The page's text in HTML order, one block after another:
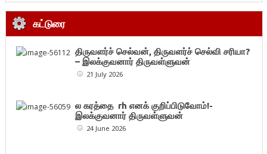
கட்டுரை
திருவளர்ச் செல்வன், திருவளர்ச் செல்வி சரியா?
– இலக்குவனார் திருவள்ளுவன்
21 July 2026
ல கரத்தை rh எனக் குறிப்பிடுவோம்!-
இலக்குவனார் திருவள்ளுவன்
24 June 2026